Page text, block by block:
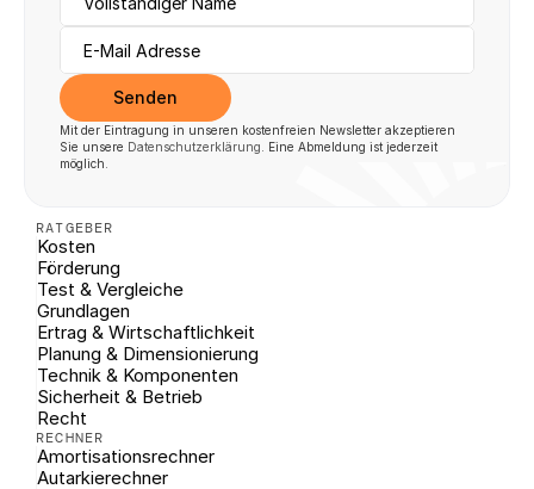
Senden
Mit der Eintragung in unseren kostenfreien Newsletter akzeptieren
Sie unsere Datenschutzerklärung . Eine Abmeldung ist jederzeit
möglich.
RATGEBER
Kosten
Förderung
Test & Vergleiche
Grundlagen
Ertrag & Wirtschaftlichkeit
Planung & Dimensionierung
Technik & Komponenten
Sicherheit & Betrieb
Recht
RECHNER
Amortisationsrechner
Autarkierechner